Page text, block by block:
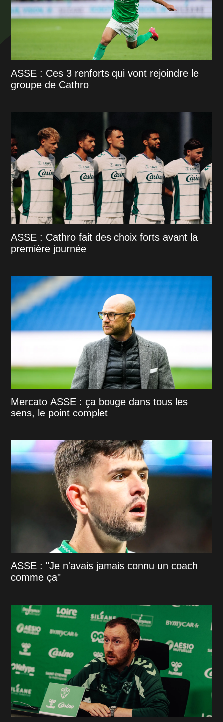
ASSE : Ces 3 renforts qui vont rejoindre le
groupe de Cathro
ASSE : Cathro fait des choix forts avant la
première journée
Mercato ASSE : ça bouge dans tous les
sens, le point complet
ASSE : "Je n'avais jamais connu un coach
comme ça"